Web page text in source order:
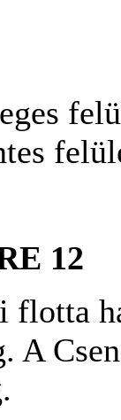
12
flotta
A